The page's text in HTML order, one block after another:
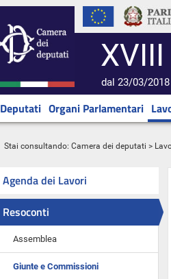
dal 23/03/
Deputati Organi Parlamentari
Stai consultando: Camera dei deputati >
Agenda dei Lavori
Resoconti
Assemblea
Giunte e Commissioni